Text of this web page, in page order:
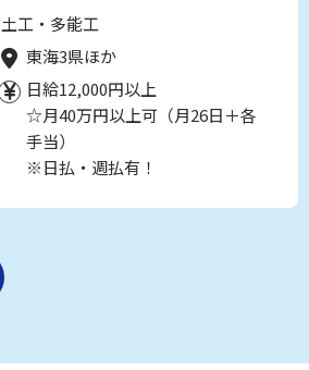
土工・多能工
東海3県ほか
日給12,000円以上
☆月40万円以上可（月26日＋各
手当）
※日払・週払有！